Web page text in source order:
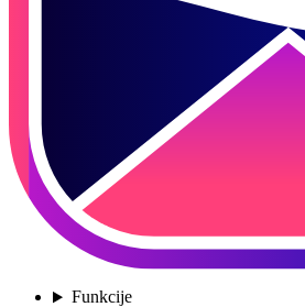
Funkcije